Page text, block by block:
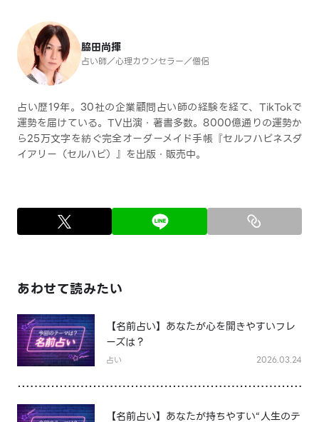
脇田尚揮
占い師／心理カウンセラー／僧侶
占い歴19年。30社の企業顧問占い師の経験を経て、TikTokで
運勢を届けている。TV出演・著書多数。8000億通りの運勢か
ら25万文字を紡ぐ完全オーダーメイド手帳『セルフハピネスダ
イアリー（セルハピ）』を出版・販売中。
あわせて読みたい
【名前占い】あなたが心を開きやすいフレ
ーズは？
占い 2026.03.24
【名前占い】あなたが持ちやすい“人生のテ